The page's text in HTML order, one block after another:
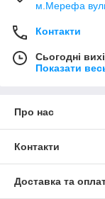
м.Мерефа
Контакти
Сьогодні
Показати
Про нас
Контакти
Доставка та